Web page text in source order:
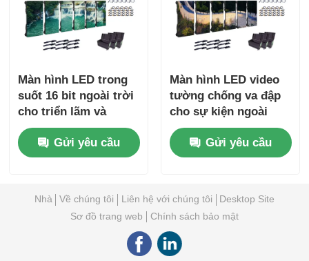
Màn hình LED trong
suốt 16 bit ngoài trời
cho triển lãm và
chương trình trong
nhà
Gửi yêu cầu
Màn hình LED video
tường chống va đập
cho sự kiện ngoài
trời 110V 1000nits
Gửi yêu cầu
Nhà Về chúng tôi Liên hệ với chúng tôi
Desktop Site
Sơ đồ trang web
Chính sách bảo mật